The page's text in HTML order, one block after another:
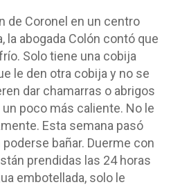
de Coronel en un centro
la abogada Colón contó que
Solo tiene una cobija
le den otra cobija y no se
dar chamarras o abrigos
poco más caliente. No le
Esta semana pasó
bañar. Duerme con
prendidas las 24 horas
embotellada, solo le